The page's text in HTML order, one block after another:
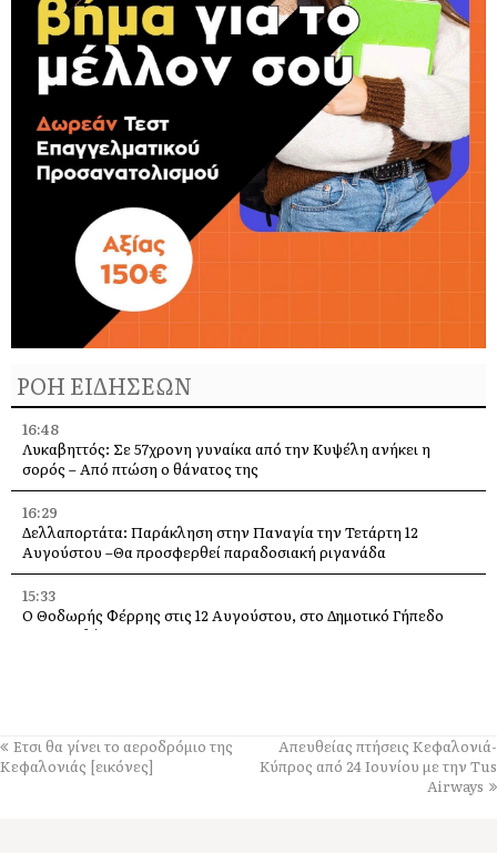
ΡΟΗ ΕΙΔΗΣΕΩΝ
16:48
Λυκαβηττός: Σε 57χρονη γυναίκα από την Κυψέλη ανήκει η
σορός – Από πτώση ο θάνατος της
16:29
Δελλαπορτάτα: Παράκληση στην Παναγία την Τετάρτη 12
Αυγούστου –Θα προσφερθεί παραδοσιακή ριγανάδα
15:33
Ο Θοδωρής Φέρρης στις 12 Αυγούστου, στο Δημοτικό Γήπεδο
Αργοστολίου
11:58
Δύο παλέτες εμφιαλωμένο νερό στους εθελοντές Ελειού–
Ετσι θα γίνει το αεροδρόμιο της
Κεφαλονιάς [εικόνες]
Απευθείας πτήσεις Κεφαλονιά-
Κύπρος από 24 Ιουνίου με την Tus
Airways